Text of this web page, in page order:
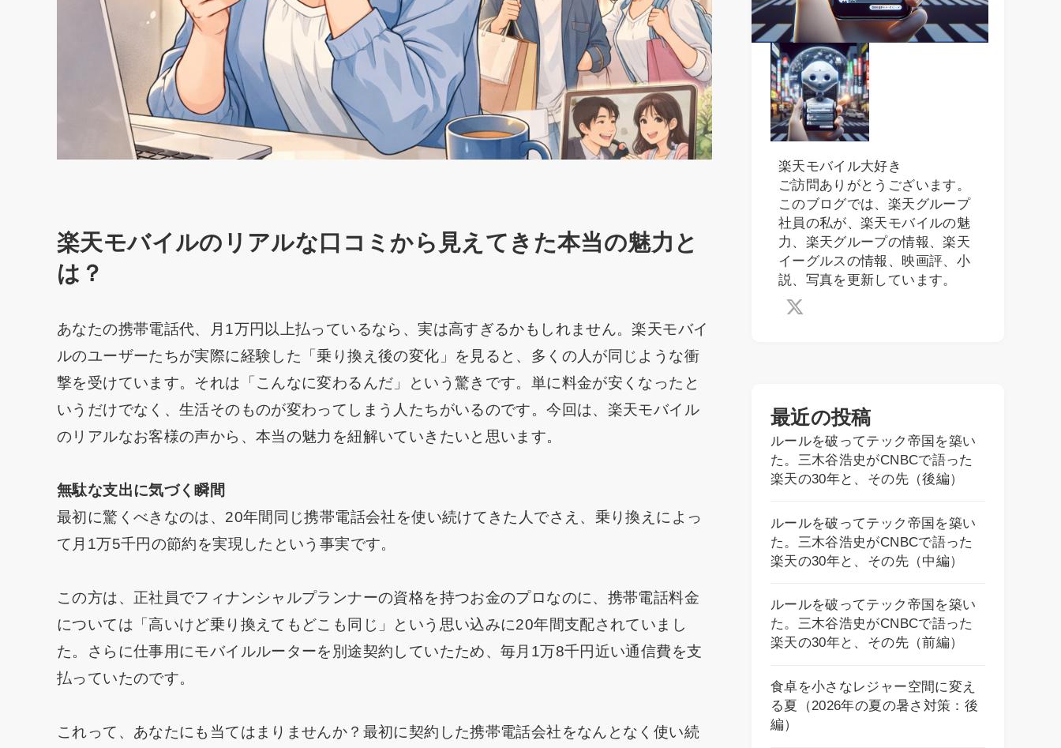
楽天モバイルのリアルな口コミから見えてきた本当の魅力と
は？
あなたの携帯電話代、月1万円以上払っているなら、実は高すぎるかもしれません。楽天モバイ
ルのユーザーたちが実際に経験した「乗り換え後の変化」を見ると、多くの人が同じような衝
撃を受けています。それは「こんなに変わるんだ」という驚きです。単に料金が安くなったと
いうだけでなく、生活そのものが変わってしまう人たちがいるのです。今回は、楽天モバイル
のリアルなお客様の声から、本当の魅力を紐解いていきたいと思います。
無駄な支出に気づく瞬間
最初に驚くべきなのは、20年間同じ携帯電話会社を使い続けてきた人でさえ、乗り換えによっ
て月1万5千円の節約を実現したという事実です。
この方は、正社員でフィナンシャルプランナーの資格を持つお金のプロなのに、携帯電話料金
については「高いけど乗り換えてもどこも同じ」という思い込みに20年間支配されていまし
た。さらに仕事用にモバイルルーターを別途契約していたため、毎月1万8千円近い通信費を支
払っていたのです。
これって、あなたにも当てはまりませんか？最初に契約した携帯電話会社をなんとなく使い続
楽天モバイル大好き
ご訪問ありがとうございます。
このブログでは、楽天グループ
社員の私が、楽天モバイルの魅
力、楽天グループの情報、楽天
イーグルスの情報、映画評、小
説、写真を更新しています。
最近の投稿
ルールを破ってテック帝国を築い
た。三木谷浩史がCNBCで語った
楽天の30年と、その先（後編）
ルールを破ってテック帝国を築い
た。三木谷浩史がCNBCで語った
楽天の30年と、その先（中編）
ルールを破ってテック帝国を築い
た。三木谷浩史がCNBCで語った
楽天の30年と、その先（前編）
食卓を小さなレジャー空間に変え
る夏（2026年の夏の暑さ対策：後
編）